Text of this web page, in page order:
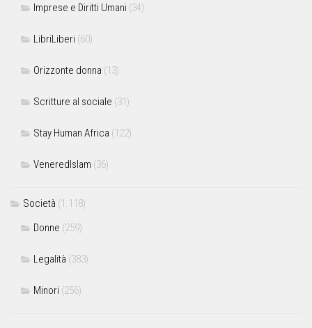
Imprese e Diritti Umani (34)
LibriLiberi (60)
Orizzonte donna (13)
Scritture al sociale (31)
Stay Human Africa (122)
VeneredIslam (36)
Società (1.118)
Donne (259)
Legalità (383)
Minori (256)